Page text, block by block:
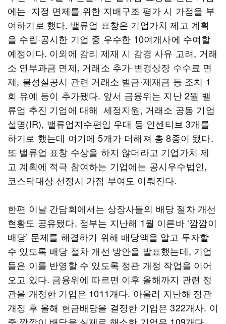
에는 지정 면제를 위한 지배구조 평가 시 가점을 부
여하기로 했다. 밸류업 표창은 기업가치 제고 계획
을 수립·공시한 기업 중 우수한 10여개사에 수여할
예정이다. 이외에 감리 제재 시 감경 사유 고려, 거래
소 연부과금 면제, 거래소 추가·변경상장 수수료 면
제, 불성실공시 관련 거래소 벌금·제재금 등 조치 1
회 유예 등이 추가됐다. 앞서 금융위는 지난 2월 밸
류업 추진 기업에 대해 세정지원, 거래소 공동 기업
설명(IR), 밸류업지수편입 우대 등 인센티브 3개를
하기로 했는데 여기에 5개가 더해져 총 8종이 됐다.
또 밸류업 표창 수상을 하지 않더라고 기업가치 제
고 계획에 적극 참여하는 기업에는 공시우수법인,
코스닥대상 선정시 가점 부여도 이뤄진다.
한편 이날 간담회에서는 상장사들의 배당 절차 개선
현황도 공유됐다. 정부는 지난해 1월 이른바 ‘깜깜이
배당’ 문제를 해결하기 위해 배당액을 알고 투자할
수 있도록 배당 절차 개선 방안을 발표했는데, 기업
들은 이를 반영할 수 있도록 정관 개정 작업을 이어
오고 있다. 금융위에 따르면 이후 올해까지 관련 정
관을 개정한 기업은 1011개다. 아울러 지난해 정관
개정 후 올해 현금배당을 결정한 기업은 322개사. 이